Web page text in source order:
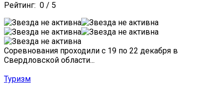
Рейтинг: 0 / 5
Соревнования проходили с 19 по 22 декабря в
Свердловской области...
Туризм